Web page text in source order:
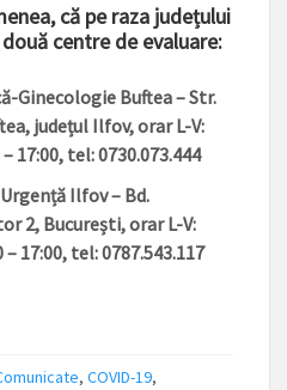
că pe raza județului
centre de evaluare:
Ginecologie Buftea – Str.
județul Ilfov, orar L-V:
17:00, tel: 0730.073.444
Ilfov – Bd.
2, București, orar L-V:
– 17:00, tel: 0787.543.117
, COVID-19,